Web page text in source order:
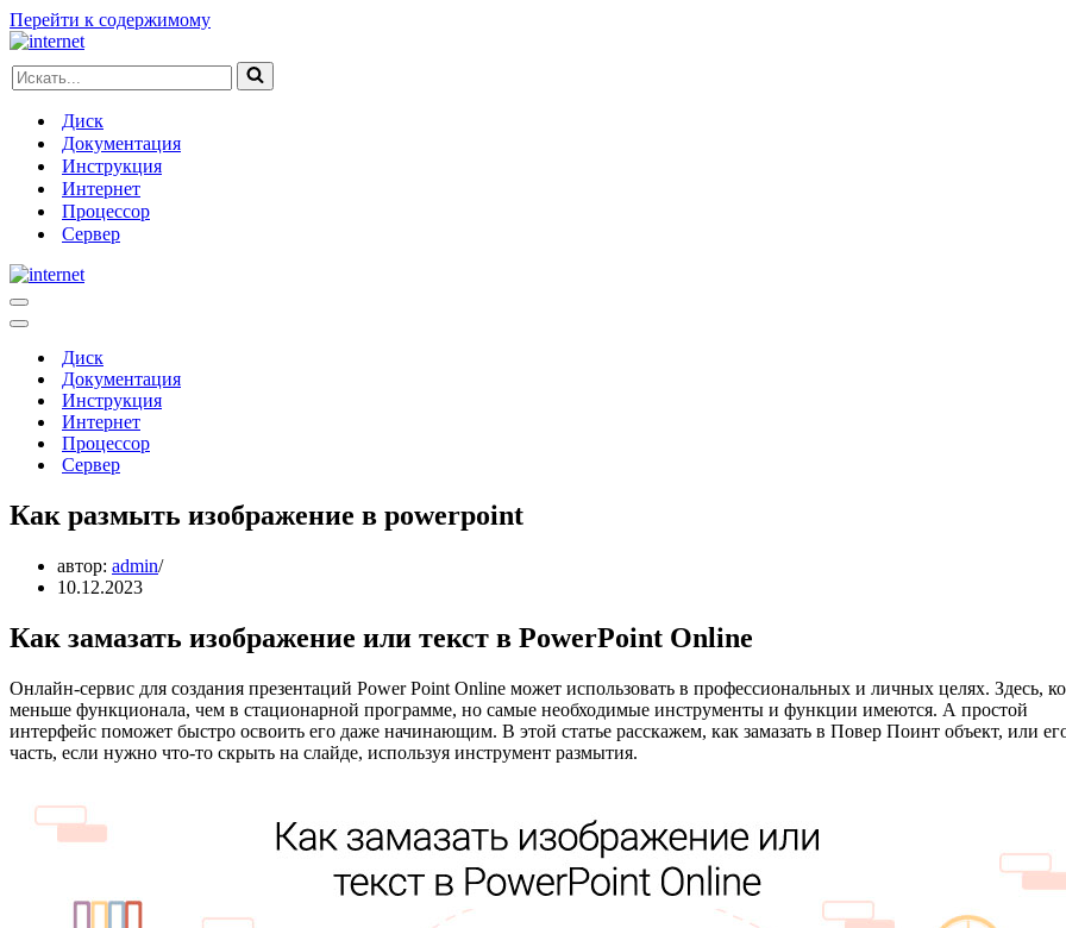
Перейти к содержимому
Искать...
Диск
Документация
Инструкция
Интернет
Процессор
Сервер
Меню
навигации
Меню
навигацииДиск
Документация
Инструкция
Интернет
Процессор
Сервер
Как размыть изображение в powerpoint
автор: admin
10.12.2023
Как замазать изображение или текст в PowerPoint Online
Онлайн-сервис для создания презентаций Power Point Online может использовать в профессиональных и личных целях. Здесь,
меньше функционала, чем в стационарной программе, но самые необходимые инструменты и функции имеются. А простой
интерфейс поможет быстро освоить его даже начинающим. В этой статье расскажем, как замазать в Повер Поинт объект, или
часть, если нужно что-то скрыть на слайде, используя инструмент размытия.